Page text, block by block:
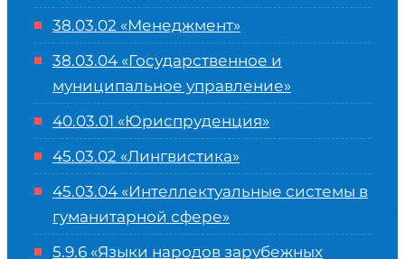
38.03.02 «Менеджмент»
38.03.04 «Государственное и
муниципальное управление»
40.03.01 «Юриспруденция»
45.03.02 «Лингвистика»
45.03.04 «Интеллектуальные системы в
гуманитарной сфере»
5.9.6 «Языки народов зарубежных